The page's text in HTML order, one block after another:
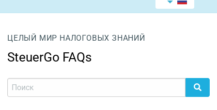
ЦЕЛЫЙ МИР НАЛОГОВЫХ ЗНАНИЙ
SteuerGo FAQs